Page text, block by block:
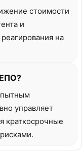
стоимости
и
на
управляет
краткосрочные